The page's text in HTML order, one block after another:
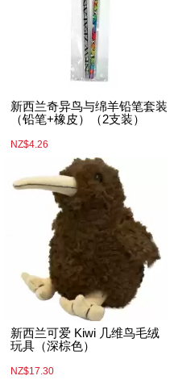
新西兰奇异鸟与绵羊铅笔套装
（铅笔+橡皮）（2支装）
NZ$4.26
新西兰可爱 Kiwi 几维鸟毛绒
玩具（深棕色）
NZ$17.30